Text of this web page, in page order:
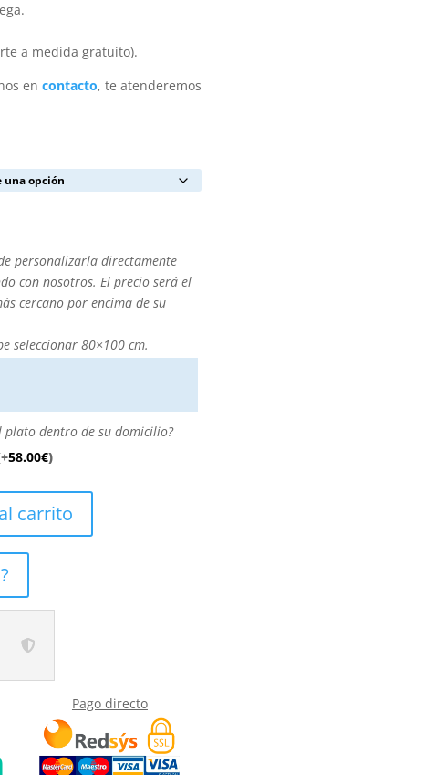
a medida gratuito).
encontacto, te atenderemos
personalizarla directamente
con nosotros. El precio será el
cercano por encima de su
seleccionar 80×100 cm.
plato dentro de su domicilio?
58.00€)
carrito
Pago directo